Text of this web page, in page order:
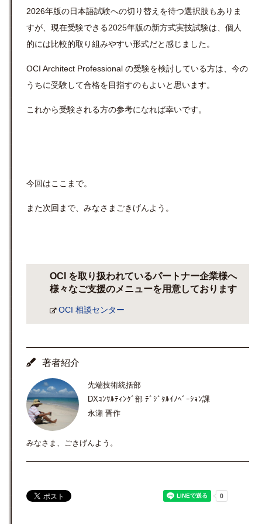
2026年版の日本語試験への切り替えを待つ選択肢もありま
すが、現在受験できる2025年版の新方式実技試験は、個人
的には比較的取り組みやすい形式だと感じました。
OCI Architect Professional の受験を検討している方は、今の
うちに受験して合格を目指すのもよいと思います。
これから受験される方の参考になれば幸いです。
今回はここまで。
また次回まで、みなさまごきげんよう。
OCI を取り扱われているパートナー企業様へ
様々なご支援のメニューを用意しております
OCI 相談センター
著者紹介
先端技術統括部
DXｺﾝｻﾙﾃｨﾝｸﾞ部 ﾃﾞｼﾞﾀﾙｲﾉﾍﾞｰｼｮﾝ課
永瀬 晋作
みなさま、ごきげんよう。